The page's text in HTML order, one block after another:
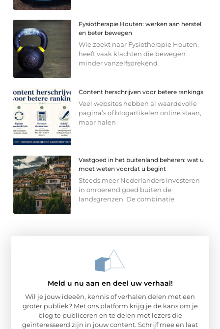
Fysiotherapie Houten: werken aan herstel
en beter bewegen
Wie zoekt naar Fysiotherapie Houten,
heeft vaak klachten die bewegen
minder vanzelfsprekend
Content herschrijven voor betere rankings
Veel websites hebben al waardevolle
pagina’s of blogartikelen online staan,
maar halen
Vastgoed in het buitenland beheren: wat u
moet weten voordat u begint
Steeds meer Nederlanders investeren
in onroerend goed buiten de
landsgrenzen. De combinatie
Meld u nu aan en deel uw verhaal!
Wil je jouw ideeën, kennis of verhalen delen met een
groter publiek? Met ons platform krijg je de kans om je
blog te publiceren en te delen met lezers die
geïnteresseerd zijn in jouw content. Schrijf mee en laat